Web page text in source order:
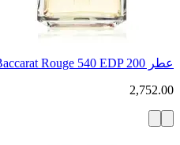
عطر Maison Francis Kurkdjian Baccarat Rouge 540 EDP 200 مل
2,752.00